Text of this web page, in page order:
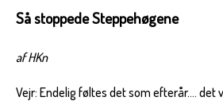
Så stoppede Steppehøgene
af HKn
Vejr: Endelig føltes det som efterår.... det